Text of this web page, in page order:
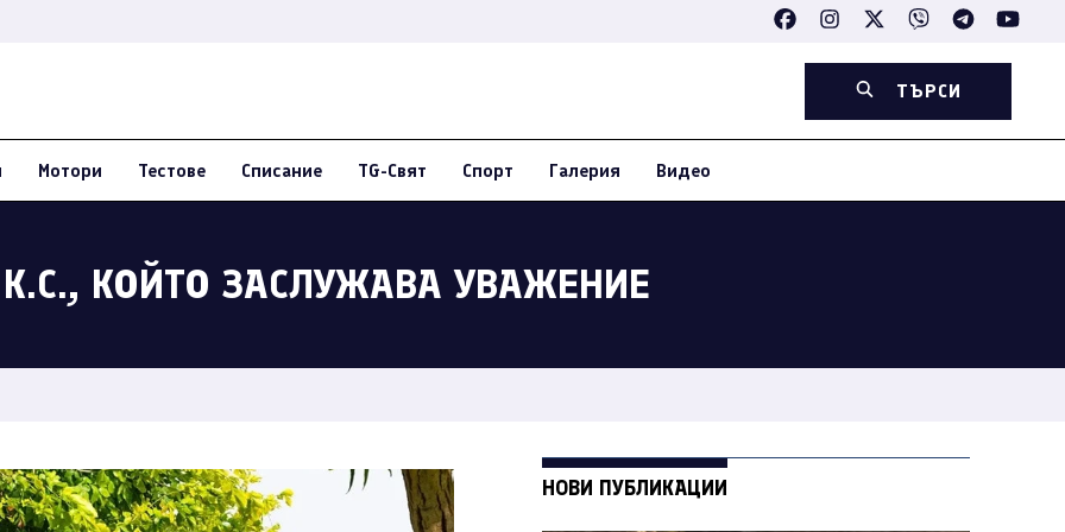
ТЪРСИ
Мотори Тестове Списание TG-Свят Спорт Галерия Видео
К.С., КОЙТО ЗАСЛУЖАВА УВАЖЕНИЕ
НОВИ ПУБЛИКАЦИИ